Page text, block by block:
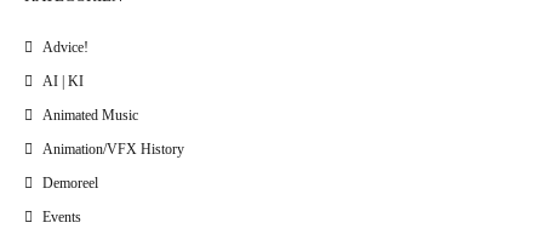
Advice!
AI | KI
Animated Music
Animation/VFX History
Demoreel
Events